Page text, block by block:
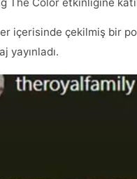
içerisinde çekilmiş bir
yayınladı.